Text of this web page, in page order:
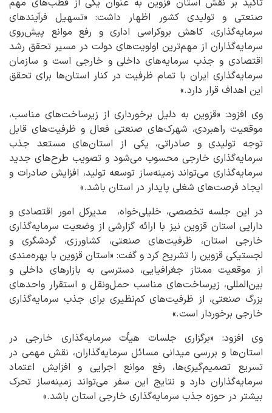
تأکید بر نقش استان قزوین به عنوان یکی از قطب‌های مهم
صنعتی و تولیدی کشور اظهار داشت: «تسهیل فرآیندهای
سرمایه‌گذاری، کاهش بروکراسی اداری و رفع موانع پیش‌روی
سرمایه‌گذاران از مهم‌ترین اولویت‌های دولت در مسیر تحقق رشد
اقتصادی و جذب سرمایه‌های داخلی و خارجی است و سازمان
سرمایه‌گذاری ایران با تمام ظرفیت در کنار استان‌ها برای تحقق
این اهداف قرار دارد.»
وی افزود: «قزوین به دلیل برخورداری از زیرساخت‌های مناسب،
موقعیت راهبردی، شهرک‌های صنعتی فعال و ظرفیت‌های قابل
توجه تولیدی و صادراتی، یکی از استان‌های مستعد جذب
سرمایه‌گذاری خارجی محسوب می‌شود و تصویب طرح‌های جدید
سرمایه‌گذاری می‌تواند زمینه‌ساز توسعه تولید، افزایش صادرات و
ایجاد فرصت‌های شغلی پایدار در استان باشد.»
در این جلسه تخصصی، خلیلی‌خواه، مدیرکل امور اقتصادی و
دارایی استان قزوین نیز با ارائه گزارشی از وضعیت سرمایه‌گذاری
خارجی استان، ظرفیت‌های صنعتی، کشاورزی، گردشگری و
لجستیکی قزوین را تشریح کرد و گفت: «استان قزوین با بهره‌مندی
از موقعیت ممتاز جغرافیایی، دسترسی به بازارهای داخلی و
بین‌المللی، زیرساخت‌های مناسب حمل‌ونقل و استقرار واحدهای
بزرگ صنعتی، از ظرفیت‌های کم‌نظیری برای جذب سرمایه‌گذاری
خارجی برخوردار است.»
وی افزود: «برگزاری جلسات هیأت سرمایه‌گذاری خارجی در
استان‌ها و بررسی میدانی مسائل سرمایه‌گذاران، نقش مهمی در
تسریع تصمیم‌گیری‌ها، رفع موانع اجرایی و افزایش اعتماد
سرمایه‌گذاران دارد و نتایج این سفر می‌تواند زمینه‌ساز تحرک
بیشتر در حوزه جذب سرمایه‌گذاری خارجی استان باشد.»